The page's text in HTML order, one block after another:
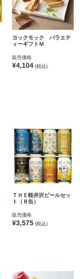
ヨックモック バラエテ
ィーギフトＭ
販売価格
¥4,104 (税込)
ＴＨＥ軽井沢ビールセッ
ト（８缶）
販売価格
¥3,575 (税込)